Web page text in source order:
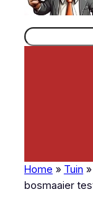
Zoeken
Home » Tuin »
bosmaaier